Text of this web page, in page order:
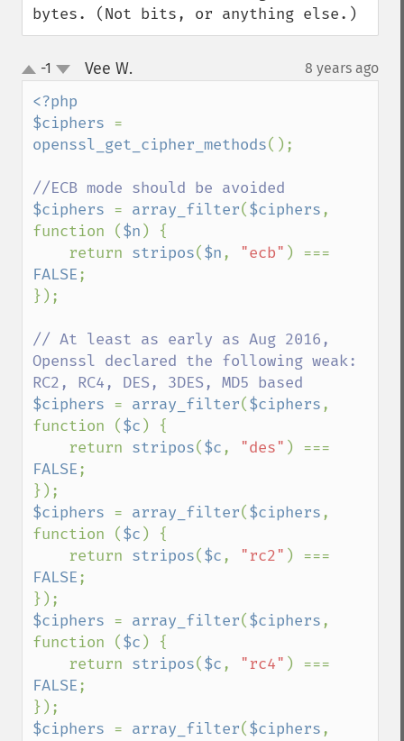
bytes. (Not bits, or anything else.)
up
down
-1 Vee W. 8 years ago
<?php
$ciphers
openssl_get_cipher_methods();
$ciphers = array_filter($ciphers,
function ($n ) {
    return
stripos($n, "ecb"
FALSE;
});
// At least as early as Aug 2016,
Openssl declared the following weak:
$ciphers = array_filter($ciphers,
function ($c ) {
    return
stripos($c, "des"
FALSE;
$ciphers = array_filter($ciphers,
function ($c ) {
    return
stripos($c, "rc2"
FALSE;
$ciphers = array_filter($ciphers,
function ($c ) {
    return
stripos($c, "rc4"
FALSE;
$ciphers = array_filter($ciphers,